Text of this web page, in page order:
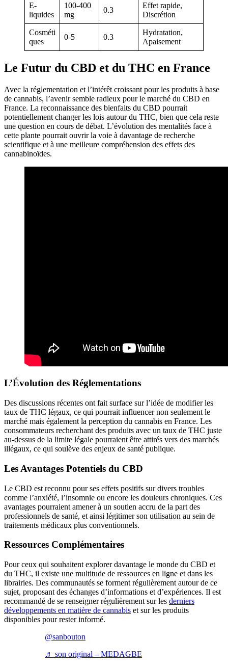
E-
liquides
100-400
mg
0.3
Effet rapide,
Discrétion
Cosméti
ques
0-5 0.3
Hydratation,
Apaisement
Le Futur du CBD et du THC en France
Avec la réglementation et l’intérêt croissant pour les produits à base
de cannabis, l’avenir semble radieux pour le marché du CBD en
France. La reconnaissance des bienfaits du CBD pourrait
potentiellement changer les lois autour du THC, bien que cela reste
une question en cours de débat. L’évolution des mentalités face à
cette plante pourrait ouvrir la voie à davantage de recherche
scientifique et à une meilleure compréhension des effets des
cannabinoïdes.
L’Évolution des Réglementations
Des discussions récentes ont fait surface sur l’idée de modifier les
taux de THC légaux, ce qui pourrait influencer non seulement le
marché mais également la perception du cannabis en France. Les
consommateurs recherchant des produits avec un taux de THC juste
au-dessus de la limite légale pourraient être attirés vers des marchés
illégaux, ce qui soulève des enjeux de santé publique.
Les Avantages Potentiels du CBD
Le CBD est reconnu pour ses effets positifs sur divers troubles
comme l’anxiété, l’insomnie ou encore les douleurs chroniques. Ces
avantages pourraient amener à un soutien accru de la part des
professionnels de santé, et ainsi légitimer son utilisation au sein de
traitements médicaux plus conventionnels.
Ressources Complémentaires
Pour ceux qui souhaitent explorer davantage le monde du CBD et
du THC, il existe une multitude de ressources en ligne et dans les
librairies. Des communautés se forment régulièrement autour de ce
sujet, proposant des échanges d’informations et d’expériences. Il est
recommandé de se renseigner régulièrement sur les derniers
développements en matière de cannabis et sur les produits
disponibles pour rester informé.
@sanbouton
♬ son original – MEDAGBE